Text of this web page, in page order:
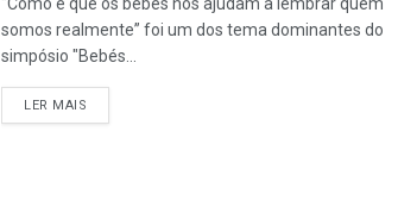
“Como é que os bebés nos ajudam a lembrar quem
somos realmente” foi um dos tema dominantes do
simpósio "Bebés...
LER MAIS